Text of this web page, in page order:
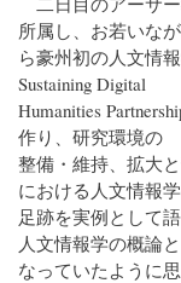
所属し、お若いなが
ら豪州初の人文情
Sustaining Digital
Humanities
作り、研究環境の
整備・維持、拡大
における人文情報
足跡を実例として
人文情報学の概論
なっていたように思